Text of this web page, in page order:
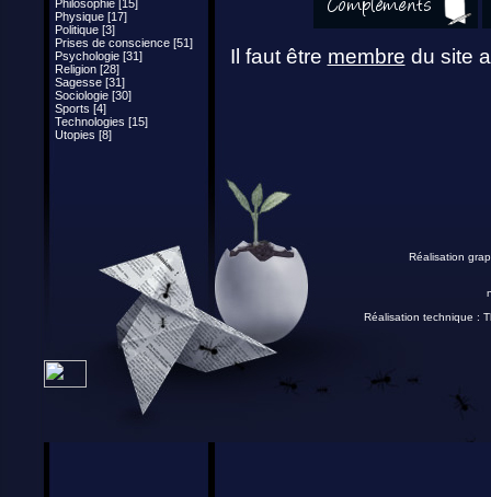
Philosophie [15]
Physique [17]
Politique [3]
Prises de conscience [51]
Psychologie [31]
Religion [28]
Sagesse [31]
Sociologie [30]
Sports [4]
Technologies [15]
Utopies [8]
Il faut être membre du site
Réalisation
Réalisation technique :